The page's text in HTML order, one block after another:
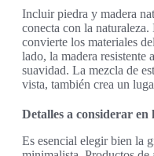
Incluir piedra y madera
conecta con la
convierte los materiales
lado, la madera resistente
suavidad. La mezcla de
vista, también crea un
Detalles a considerar
Es esencial elegir bien la